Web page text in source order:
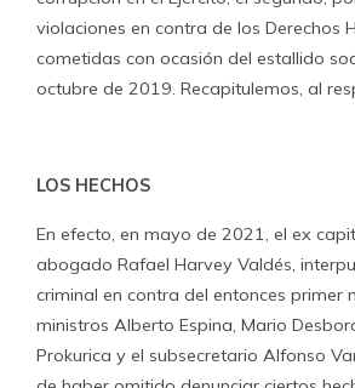
violaciones en contra de los Derechos
cometidas con ocasión del estallido
octubre de 2019. Recapitulemos, al
LOS HECHOS
En efecto, en mayo de 2021, el ex
abogado Rafael Harvey Valdés,
criminal en contra del entonces primer
ministros Alberto Espina, Mario
Prokurica y el subsecretario Alfonso